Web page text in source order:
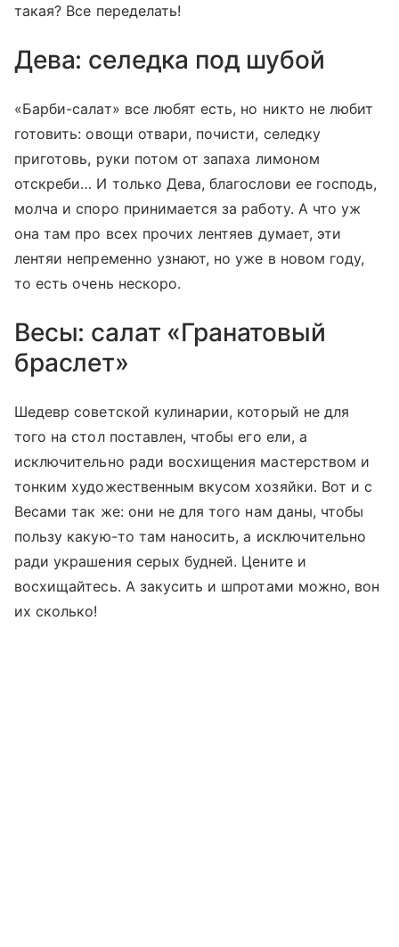
такая? Все переделать!
Дева: селедка под шубой
«Барби-салат» все любят есть, но никто не любит
готовить: овощи отвари, почисти, селедку
приготовь, руки потом от запаха лимоном
отскреби… И только Дева, благослови ее господь,
молча и споро принимается за работу. А что уж
она там про всех прочих лентяев думает, эти
лентяи непременно узнают, но уже в новом году,
то есть очень нескоро.
Весы: салат «Гранатовый
браслет»
Шедевр советской кулинарии, который не для
того на стол поставлен, чтобы его ели, а
исключительно ради восхищения мастерством и
тонким художественным вкусом хозяйки. Вот и с
Весами так же: они не для того нам даны, чтобы
пользу какую-то там наносить, а исключительно
ради украшения серых будней. Цените и
восхищайтесь. А закусить и шпротами можно, вон
их сколько!